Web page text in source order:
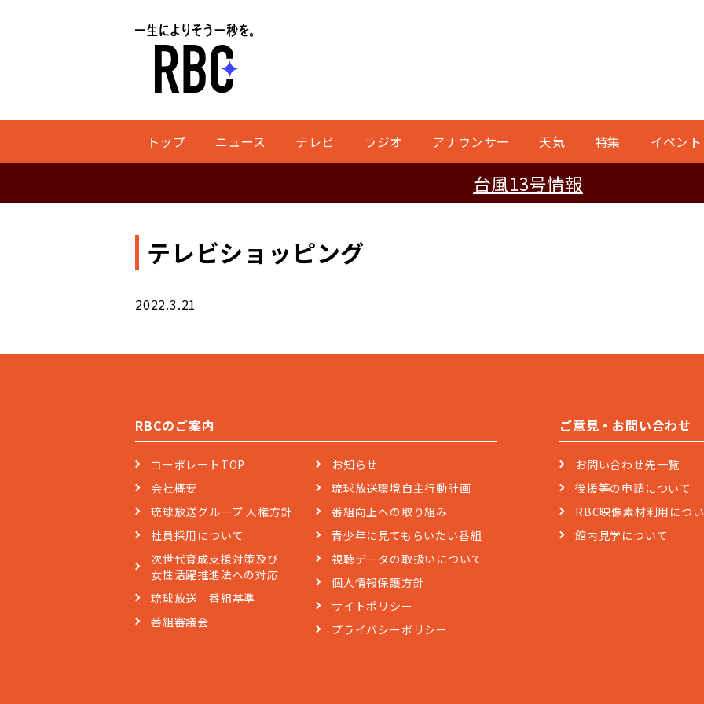
トップ ニュース テレビ ラジオ アナウンサー 天気 特集 イベント
台風13号情報
テレビショッピング
2022.3.21
RBCのご案内
コーポレートTOP
会社概要
琉球放送グループ 人権方針
社員採用について
次世代育成支援対策及び
女性活躍推進法への対応
琉球放送 番組基準
番組審議会
お知らせ
琉球放送環境自主行動計画
番組向上への取り組み
青少年に見てもらいたい番組
視聴データの取扱いについて
個人情報保護方針
サイトポリシー
プライバシーポリシー
ご意見・お問い合わせ
お問い合わせ先一覧
後援等の申請について
RBC映像素材利用につ
館内見学について